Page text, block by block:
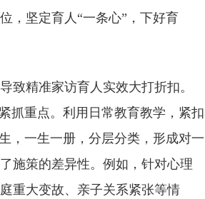
，坚定育人“一条心”，下好育
致精准家访育人实效大打折扣。
抓重点。利用日常教育教学，紧扣
，一生一册，分层分类，形成对一
施策的差异性。例如，针对心理
重大变故、亲子关系紧张等情